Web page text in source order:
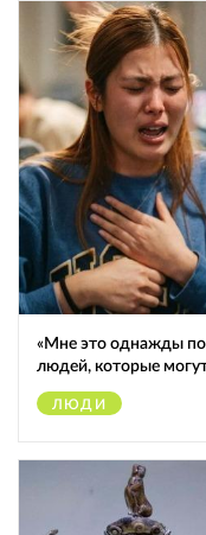
«Мне это однажды
людей, которые
ЛЮДИ